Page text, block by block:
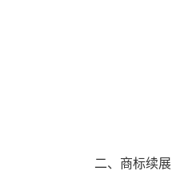
二、商标续展